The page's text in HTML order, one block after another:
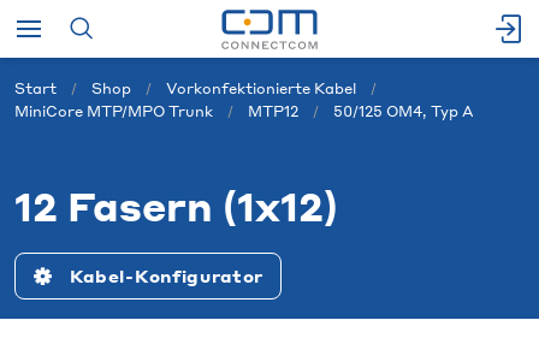
Start Shop
Vorkonfektionierte Kabel
MiniCore MTP/MPO Trunk
MTP12 50/125 OM4, Typ A
12 Fasern (1x12)
Kabel-Konfigurator